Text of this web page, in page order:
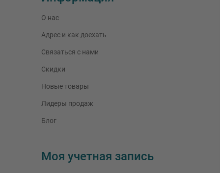
О нас
Адрес и как доехать
Связаться с нами
Скидки
Новые товары
Лидеры продаж
Блог
Моя учетная запись